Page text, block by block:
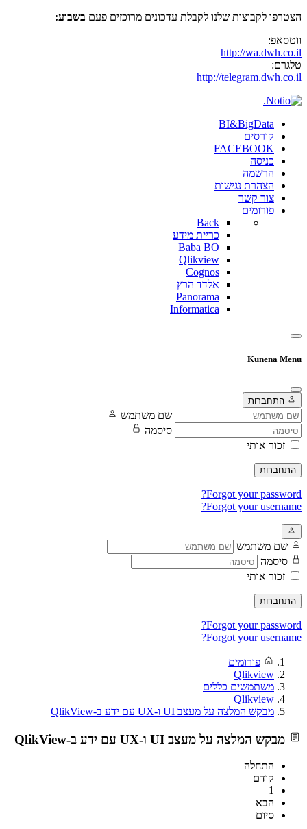
הצטרפו לקבוצות שלנו לקבלת עדכונים מרוכזים פעם בשבוע:
ווטסאפ:
http://wa.dwh.co.il
טלגרם:
http://telegram.dwh.co.il
BI&BigData
קורסים
FACEBOOK
כניסה
הרשמה
הצהרת נגישות
צור קשר
פורומים
Back
כריית מידע
Baba BO
Qlikview
Cognos
אלדד הרץ
Panorama
Informatica
Kunena Menu
התחברות
שם משתמש
סיסמה
זכור אותי
התחברות
Forgot your password?
Forgot your username?
שם משתמש
סיסמה
זכור אותי
התחברות
Forgot your password?
Forgot your username?
פורומים
Qlikview
משתמשים כללים
Qlikview
מבקש המלצה על מעצב UI ו-UX עם ידע ב-QlikView
מבקש המלצה על מעצב UI ו-UX עם ידע ב-QlikView
התחלה
קודם
1
הבא
סיום